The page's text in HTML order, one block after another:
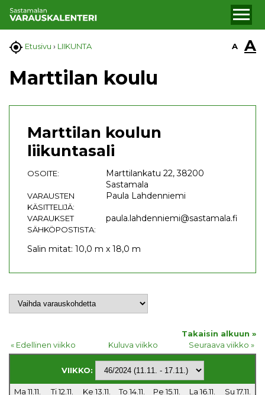
 Etusivu › LIIKUNTA A A
Marttilan koulu
Marttilan koulun
liikuntasali
OSOITE:
Marttilankatu 22, 38200
Sastamala
VARAUSTEN
KÄSITTELIJÄ:
Paula Lahdenniemi
VARAUKSET
SÄHKÖPOSTISTA:
paula.lahdenniemi@sastamala.fi
Salin mitat: 10,0 m x 18,0 m
Takaisin alkuun »
« Edellinen viikko
Kuluva viikko Seuraava viikko »
VIIKKO:
Ma 11.11. Ti 12.11. Ke 13.11. To 14.11. Pe 15.11. La 16.11. Su 17.11.